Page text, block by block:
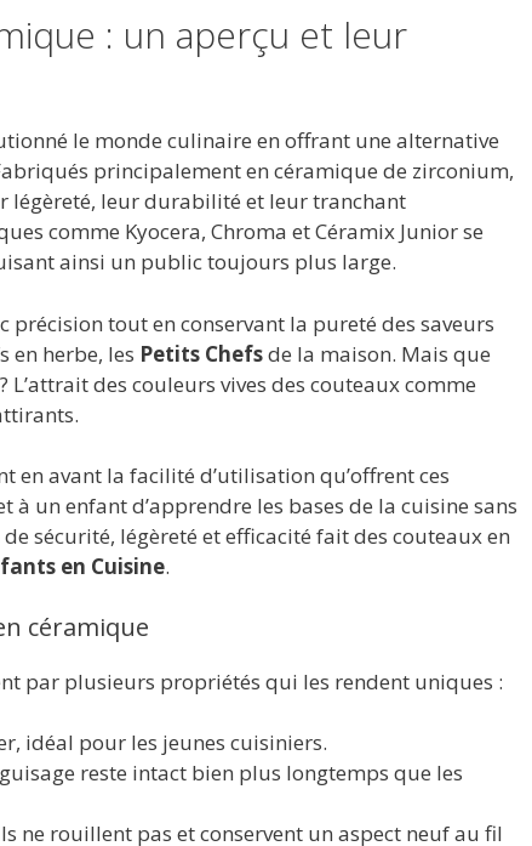
: un aperçu et leur
le monde culinaire en offrant une alternative
principalement en céramique de zirconium,
légèreté, leur durabilité et leur tranchant
comme Kyocera, Chroma et Céramix Junior se
ainsi un public toujours plus large.
précision tout en conservant la pureté des saveurs
en herbe, les Petits Chefsde la maison. Mais que
des couleurs vives des couteaux comme
en avant la facilité d’utilisation qu’offrent ces
un enfant d’apprendre les bases de la cuisine sans
sécurité, légèreté et efficacité fait des couteaux en
en Cuisine.
céramique
par plusieurs propriétés qui les rendent uniques :
idéal pour les jeunes cuisiniers.
reste intact bien plus longtemps que les
ne rouillent pas et conservent un aspect neuf au fil